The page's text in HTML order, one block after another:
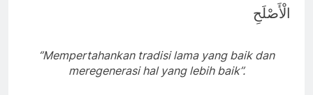
الْأَصْلَحِ
‘’Mempertahankan tradisi lama yangbaik dan
meregenerasi hal yang lebih baik’’.